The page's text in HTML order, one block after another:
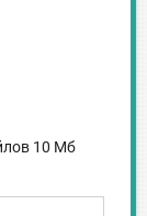
10 Мб